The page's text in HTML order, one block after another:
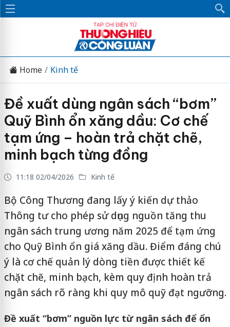
Home Kinh tế
Đề xuất dùng ngân sách “bơm”
Quỹ Bình ổn xăng dầu: Cơ chế
tạm ứng – hoàn trả chặt chẽ,
minh bạch từng đồng
11:18 02/04/2026 Kinh tế
Bộ Công Thương đang lấy ý kiến dự thảo
Thông tư cho phép sử dụng nguồn tăng thu
ngân sách trung ương năm 2025 để tạm ứng
cho Quỹ Bình ổn giá xăng dầu. Điểm đáng chú
ý là cơ chế quản lý dòng tiền được thiết kế
chặt chẽ, minh bạch, kèm quy định hoàn trả
ngân sách rõ ràng khi quy mô quỹ đạt ngưỡng.
Đề xuất “bơm” nguồn lực từ ngân sách để ổn